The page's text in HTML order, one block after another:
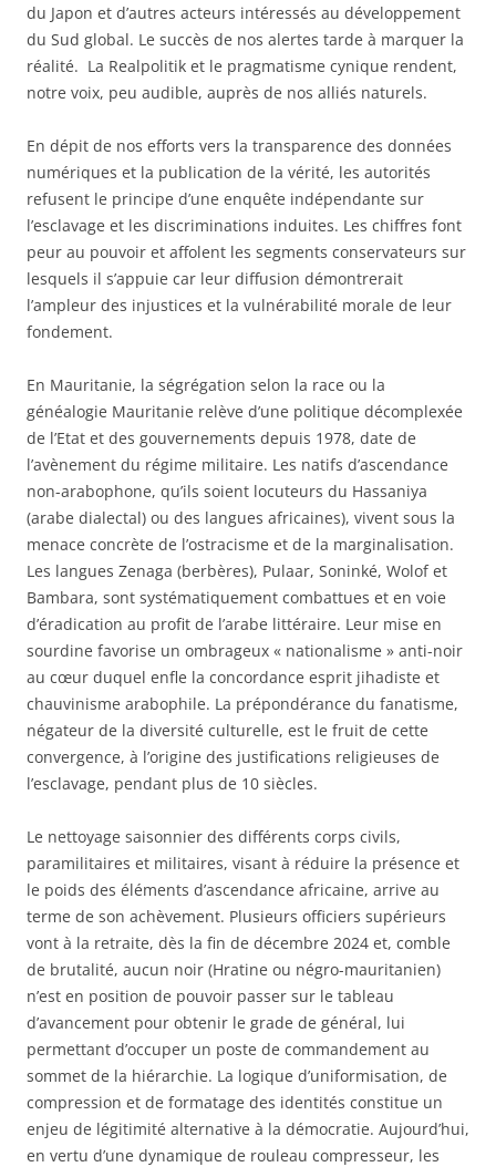
du Japon et d’autres acteurs intéressés au développement
du Sud global. Le succès de nos alertes tarde à marquer la
réalité. La Realpolitik et le pragmatisme cynique rendent,
notre voix, peu audible, auprès de nos alliés naturels.
En dépit de nos efforts vers la transparence des données
numériques et la publication de la vérité, les autorités
refusent le principe d’une enquête indépendante sur
l’esclavage et les discriminations induites. Les chiffres font
peur au pouvoir et affolent les segments conservateurs sur
lesquels il s’appuie car leur diffusion démontrerait
l’ampleur des injustices et la vulnérabilité morale de leur
fondement.
En Mauritanie, la ségrégation selon la race ou la
généalogie Mauritanie relève d’une politique décomplexée
de l’Etat et des gouvernements depuis 1978, date de
l’avènement du régime militaire. Les natifs d’ascendance
non-arabophone, qu’ils soient locuteurs du Hassaniya
(arabe dialectal) ou des langues africaines), vivent sous la
menace concrète de l’ostracisme et de la marginalisation.
Les langues Zenaga (berbères), Pulaar, Soninké, Wolof et
Bambara, sont systématiquement combattues et en voie
d’éradication au profit de l’arabe littéraire. Leur mise en
sourdine favorise un ombrageux « nationalisme » anti-noir
au cœur duquel enfle la concordance esprit jihadiste et
chauvinisme arabophile. La prépondérance du fanatisme,
négateur de la diversité culturelle, est le fruit de cette
convergence, à l’origine des justifications religieuses de
l’esclavage, pendant plus de 10 siècles.
Le nettoyage saisonnier des différents corps civils,
paramilitaires et militaires, visant à réduire la présence et
le poids des éléments d’ascendance africaine, arrive au
terme de son achèvement. Plusieurs officiers supérieurs
vont à la retraite, dès la fin de décembre 2024 et, comble
de brutalité, aucun noir (Hratine ou négro-mauritanien)
n’est en position de pouvoir passer sur le tableau
d’avancement pour obtenir le grade de général, lui
permettant d’occuper un poste de commandement au
sommet de la hiérarchie. La logique d’uniformisation, de
compression et de formatage des identités constitue un
enjeu de légitimité alternative à la démocratie. Aujourd’hui,
en vertu d’une dynamique de rouleau compresseur, les